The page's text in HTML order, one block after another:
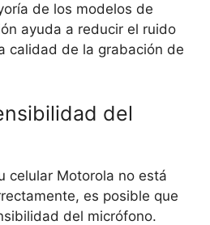
de los modelos de
ayuda a reducir el ruido
calidad de la grabación de
del
celular Motorola no está
es posible que
del micrófono.